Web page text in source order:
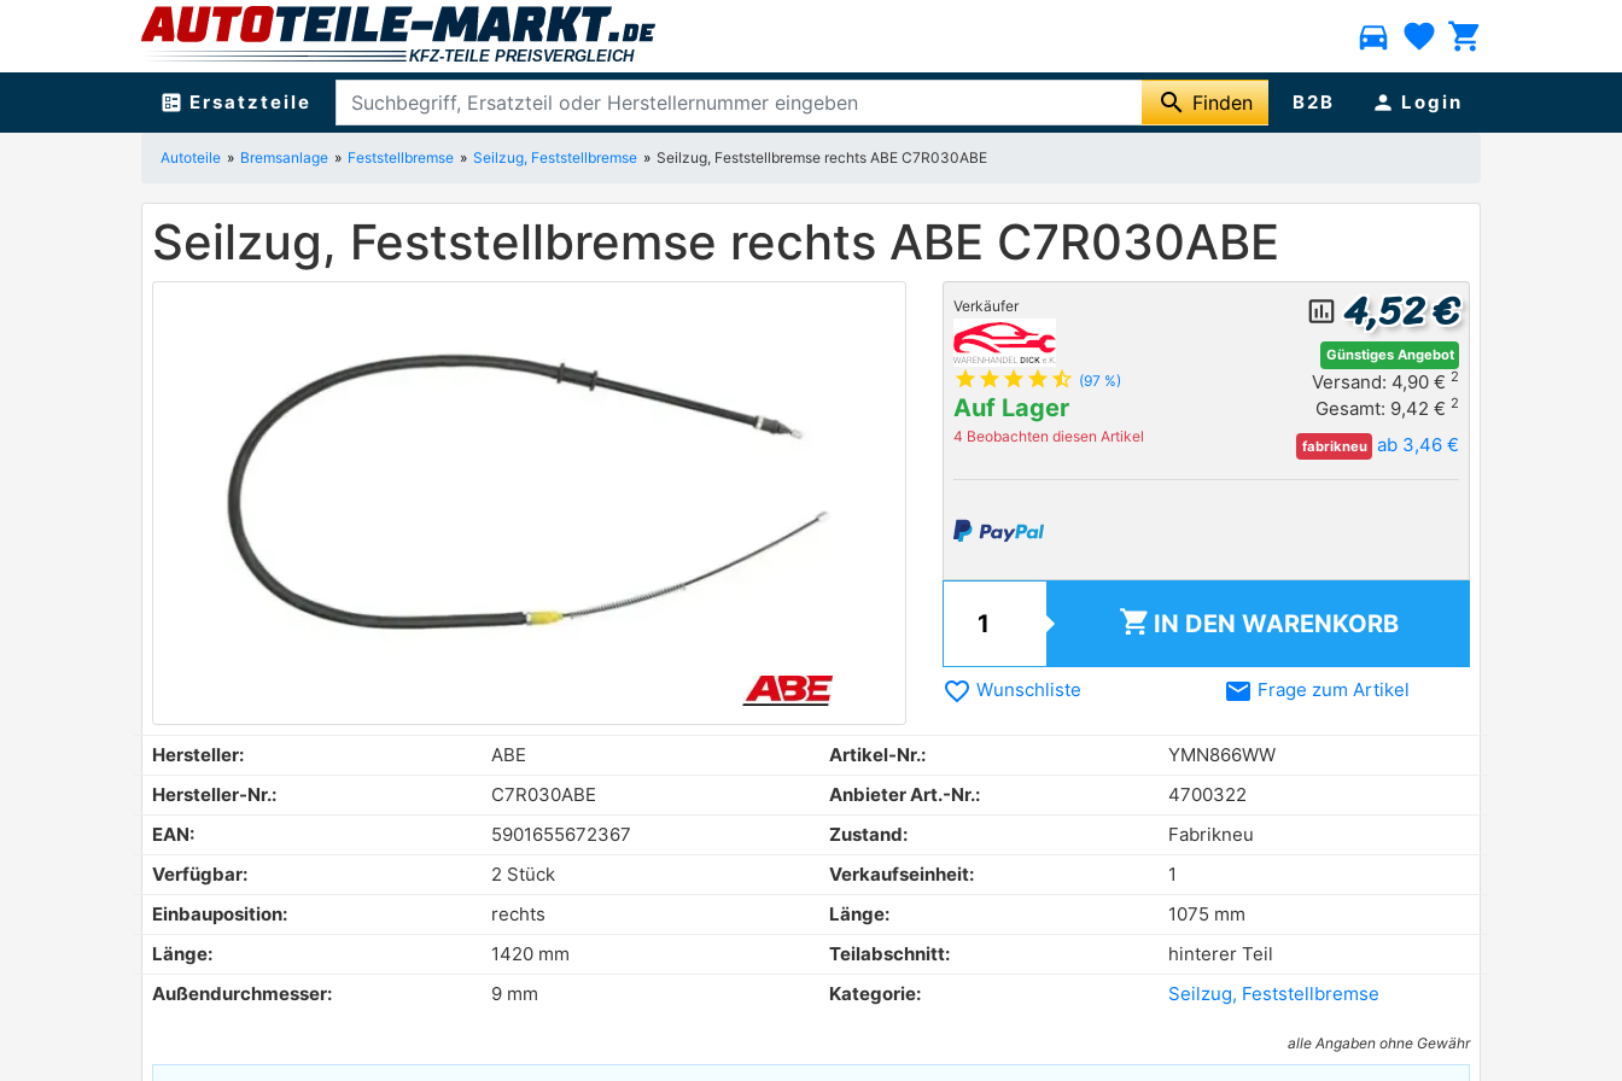
directions_car favorite shopping_cart
ballot Ersatzteile search Finden B2B person Login
Autoteile Bremsanlage Feststellbremse Seilzug, Feststellbremse Seilzug, Feststellbremse rechts ABE C7R030ABE
Seilzug, Feststellbremse rechts ABE C7R030ABE
Verkäufer
star star star star star_half (97 %)
Auf Lager
4 Beobachten diesen Artikel
insert_chart_outlined 4,52 €
Günstiges Angebot
Versand: 4,90 € 2
Gesamt: 9,42 € 2
fabrikneu ab 3,46 €
shopping_cart IN DEN WARENKORB
favorite_border Wunschliste email Frage zum Artikel
Hersteller: ABE Artikel-Nr.:
YMN866WW
Hersteller-Nr.:
C7R030ABE Anbieter Art.-Nr.:
4700322
EAN:
5901655672367 Zustand:
Fabrikneu
Verfügbar:
2 Stück Verkaufseinheit:
1
Einbauposition:
rechts Länge:
1075 mm
Länge:
1420 mm Teilabschnitt:
hinterer Teil
Außendurchmesser:
9 mm Kategorie: Seilzug, Feststellbremse
alle Angaben ohne Gewähr